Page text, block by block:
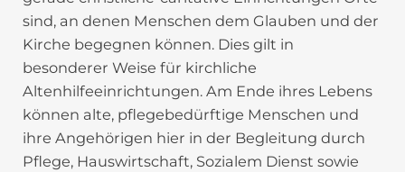
sind, an denen Menschen dem Glauben und der
Kirche begegnen können. Dies gilt in
besonderer Weise für kirchliche
Altenhilfeeinrichtungen. Am Ende ihres Lebens
können alte, pflegebedürftige Menschen und
ihre Angehörigen hier in der Begleitung durch
Pflege, Hauswirtschaft, Sozialem Dienst sowie